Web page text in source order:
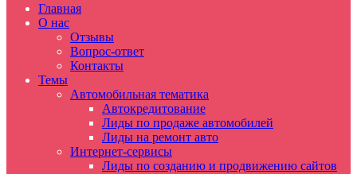
Главная
О нас
Отзывы
Вопрос-ответ
Контакты
Темы
Автомобильная тематика
Автокредитование
Лиды по продаже автомобилей
Лиды на ремонт авто
Интернет-сервисы
Лиды по созданию и продвижению сайтов